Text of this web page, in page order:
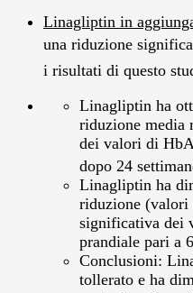
Linagliptin in
una riduzione
i risultati di questo
Linagliptin ha
riduzione media
dei valori di HbA
dopo 24
Linagliptin ha
riduzione (valori
significativa dei
prandiale pari a
Conclusioni:
tollerato e ha